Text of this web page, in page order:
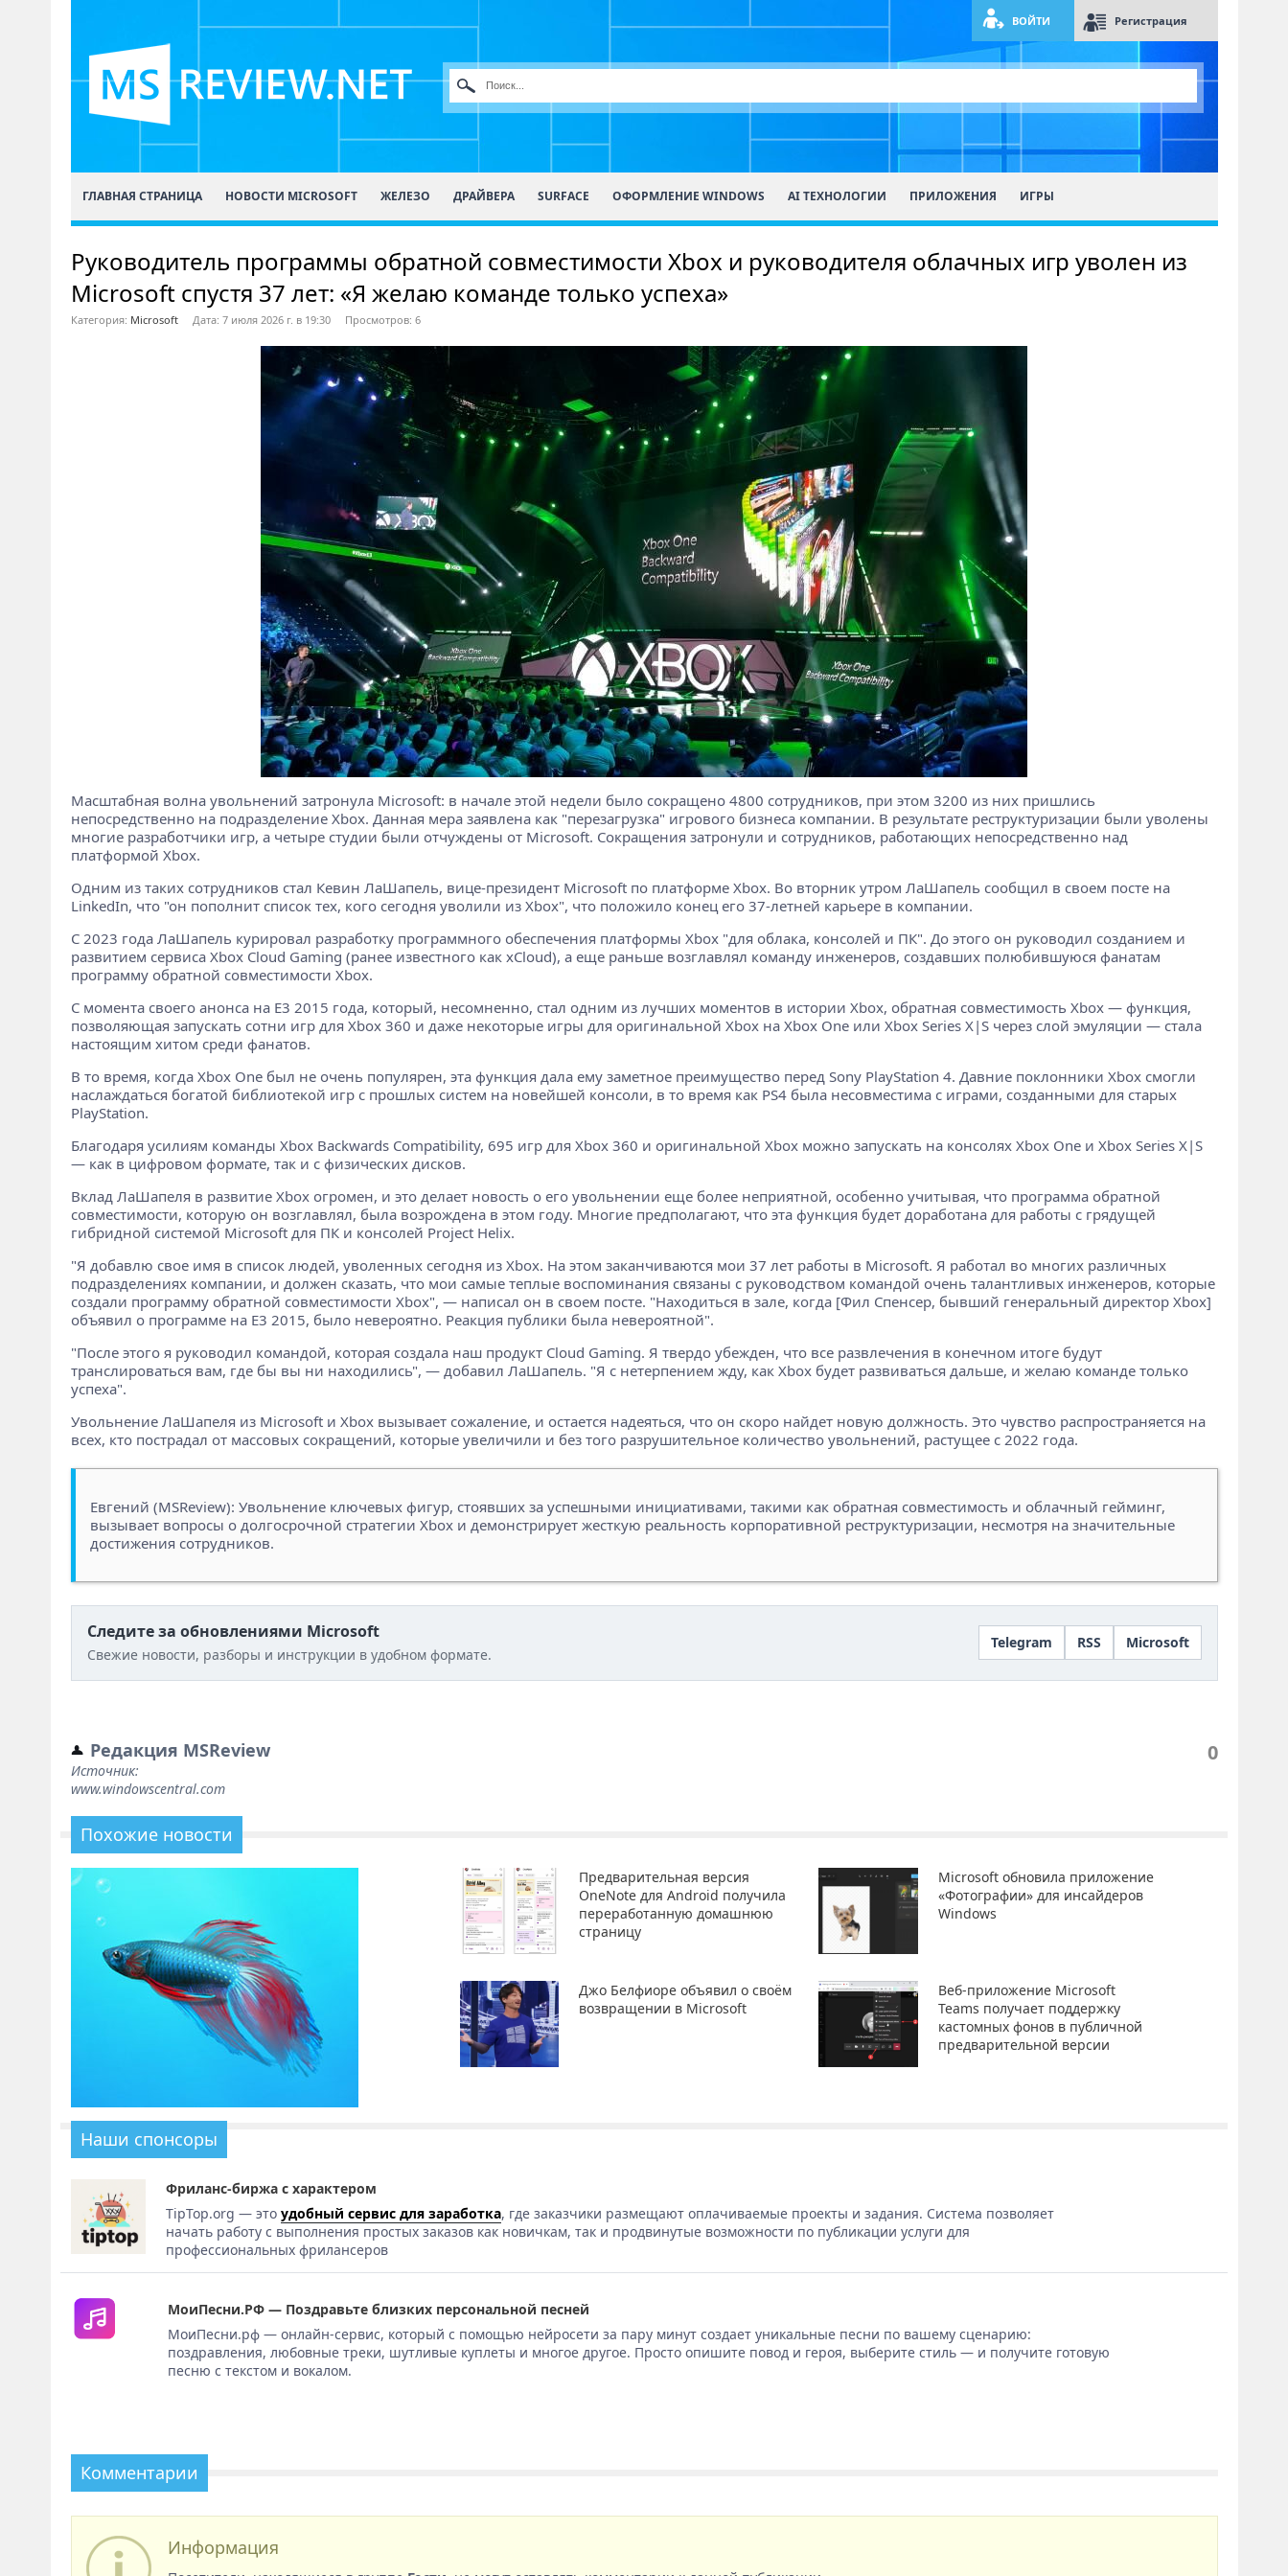
ВОЙТИ Регистрация
ГЛАВНАЯ СТРАНИЦА НОВОСТИ MICROSOFT ЖЕЛЕЗО ДРАЙВЕРА SURFACE ОФОРМЛЕНИЕ WINDOWS AI ТЕХНОЛОГИИ ПРИЛОЖЕНИЯ ИГРЫ
Руководитель программы обратной совместимости Xbox и руководителя облачных игр уволен из
Microsoft спустя 37 лет: «Я желаю команде только успеха»
Категория: Microsoft Дата: 7 июля 2026 г. в 19:30 Просмотров: 6
Масштабная волна увольнений затронула Microsoft: в начале этой недели было сокращено 4800 сотрудников, при этом 3200 из них пришлись
непосредственно на подразделение Xbox. Данная мера заявлена как "перезагрузка" игрового бизнеса компании. В результате реструктуризации были уволены
многие разработчики игр, а четыре студии были отчуждены от Microsoft. Сокращения затронули и сотрудников, работающих непосредственно над
платформой Xbox.
Одним из таких сотрудников стал Кевин ЛаШапель, вице-президент Microsoft по платформе Xbox. Во вторник утром ЛаШапель сообщил в своем посте на
LinkedIn, что "он пополнит список тех, кого сегодня уволили из Xbox", что положило конец его 37-летней карьере в компании.
С 2023 года ЛаШапель курировал разработку программного обеспечения платформы Xbox "для облака, консолей и ПК". До этого он руководил созданием и
развитием сервиса Xbox Cloud Gaming (ранее известного как xCloud), а еще раньше возглавлял команду инженеров, создавших полюбившуюся фанатам
программу обратной совместимости Xbox.
С момента своего анонса на E3 2015 года, который, несомненно, стал одним из лучших моментов в истории Xbox, обратная совместимость Xbox — функция,
позволяющая запускать сотни игр для Xbox 360 и даже некоторые игры для оригинальной Xbox на Xbox One или Xbox Series X|S через слой эмуляции — стала
настоящим хитом среди фанатов.
В то время, когда Xbox One был не очень популярен, эта функция дала ему заметное преимущество перед Sony PlayStation 4. Давние поклонники Xbox смогли
наслаждаться богатой библиотекой игр с прошлых систем на новейшей консоли, в то время как PS4 была несовместима с играми, созданными для старых
PlayStation.
Благодаря усилиям команды Xbox Backwards Compatibility, 695 игр для Xbox 360 и оригинальной Xbox можно запускать на консолях Xbox One и Xbox Series X|S
— как в цифровом формате, так и с физических дисков.
Вклад ЛаШапеля в развитие Xbox огромен, и это делает новость о его увольнении еще более неприятной, особенно учитывая, что программа обратной
совместимости, которую он возглавлял, была возрождена в этом году. Многие предполагают, что эта функция будет доработана для работы с грядущей
гибридной системой Microsoft для ПК и консолей Project Helix.
"Я добавлю свое имя в список людей, уволенных сегодня из Xbox. На этом заканчиваются мои 37 лет работы в Microsoft. Я работал во многих различных
подразделениях компании, и должен сказать, что мои самые теплые воспоминания связаны с руководством командой очень талантливых инженеров, которые
создали программу обратной совместимости Xbox", — написал он в своем посте. "Находиться в зале, когда [Фил Спенсер, бывший генеральный директор Xbox]
объявил о программе на E3 2015, было невероятно. Реакция публики была невероятной".
"После этого я руководил командой, которая создала наш продукт Cloud Gaming. Я твердо убежден, что все развлечения в конечном итоге будут
транслироваться вам, где бы вы ни находились", — добавил ЛаШапель. "Я с нетерпением жду, как Xbox будет развиваться дальше, и желаю команде только
успеха".
Увольнение ЛаШапеля из Microsoft и Xbox вызывает сожаление, и остается надеяться, что он скоро найдет новую должность. Это чувство распространяется на
всех, кто пострадал от массовых сокращений, которые увеличили и без того разрушительное количество увольнений, растущее с 2022 года.
Евгений (MSReview): Увольнение ключевых фигур, стоявших за успешными инициативами, такими как обратная совместимость и облачный гейминг,
вызывает вопросы о долгосрочной стратегии Xbox и демонстрирует жесткую реальность корпоративной реструктуризации, несмотря на значительные
достижения сотрудников.
Следите за обновлениями Microsoft
Свежие новости, разборы и инструкции в удобном формате.
Telegram RSS Microsoft
Редакция MSReview
Источник:
www.windowscentral.com
0
Похожие новости
Предварительная версия
OneNote для Android получила
переработанную домашнюю
страницу
Microsoft обновила приложение
«Фотографии» для инсайдеров
Windows
Джо Белфиоре объявил о своём
возвращении в Microsoft
Веб-приложение Microsoft
Teams получает поддержку
кастомных фонов в публичной
предварительной версии
Наши спонсоры
Фриланс-биржа с характером
TipTop.org — этоудобный сервис для заработка, где заказчики размещают оплачиваемые проекты и задания. Система позволяет
начать работу с выполнения простых заказов как новичкам, так и продвинутые возможности по публикации услуги для
профессиональных фрилансеров
МоиПесни.РФ — Поздравьте близких персональной песней
МоиПесни.рф — онлайн-сервис, который с помощью нейросети за пару минут создает уникальные песни по вашему сценарию:
поздравления, любовные треки, шутливые куплеты и многое другое. Просто опишите повод и героя, выберите стиль — и получите готовую
песню с текстом и вокалом.
Комментарии
Информация